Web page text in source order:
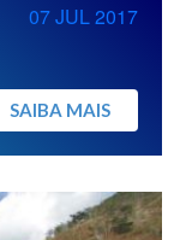
07 JUL 2017
SAIBA MAIS